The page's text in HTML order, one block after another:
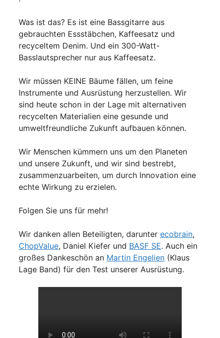
Was ist das? Es ist eine Bassgitarre aus
gebrauchten Essstäbchen, Kaffeesatz und
recyceltem Denim. Und ein 300-Watt-
Basslautsprecher nur aus Kaffeesatz.
Wir müssen KEINE Bäume fällen, um feine
Instrumente und Ausrüstung herzustellen. Wir
sind heute schon in der Lage mit alternativen
recycelten Materialien eine gesunde und
umweltfreundliche Zukunft aufbauen können.
Wir Menschen kümmern uns um den Planeten
und unsere Zukunft, und wir sind bestrebt,
zusammenzuarbeiten, um durch Innovation eine
echte Wirkung zu erzielen.
Folgen Sie uns für mehr!
Wir danken allen Beteiligten, darunter ecobrain,
ChopValue, Daniel Kiefer und BASF SE. Auch ein
großes Dankeschön an Martin Engelien (Klaus
Lage Band) für den Test unserer Ausrüstung.